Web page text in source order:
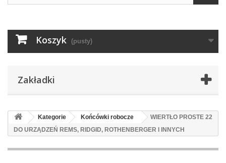
Koszyk (pusty)
Zakładki
Kategorie Końcówki robocze
WIERTŁO PROSTE 22
DO URZĄDZEŃ REMS, RIDGID, ROTHENBERGER I INNYCH